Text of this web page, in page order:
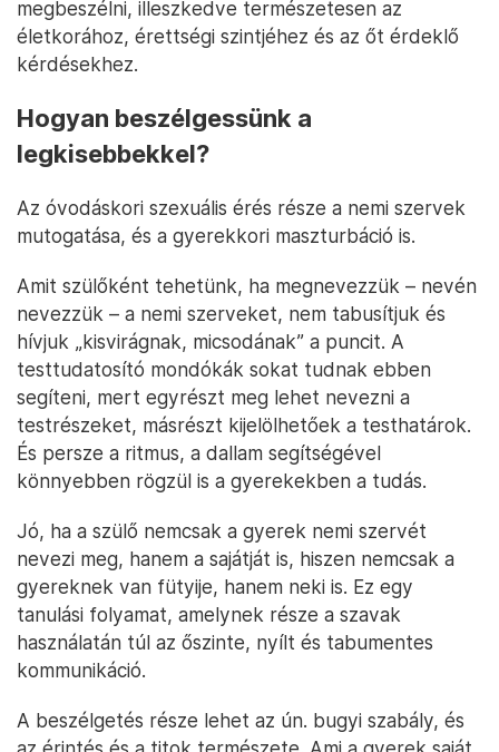
megbeszélni, illeszkedve természetesen az
életkorához, érettségi szintjéhez és az őt érdeklő
kérdésekhez.
Hogyan beszélgessünk a
legkisebbekkel?
Az óvodáskori szexuális érés része a nemi szervek
mutogatása, és a gyerekkori maszturbáció is.
Amit szülőként tehetünk, ha megnevezzük – nevén
nevezzük – a nemi szerveket, nem tabusítjuk és
hívjuk „kisvirágnak, micsodának” a puncit. A
testtudatosító mondókák sokat tudnak ebben
segíteni, mert egyrészt meg lehet nevezni a
testrészeket, másrészt kijelölhetőek a testhatárok.
És persze a ritmus, a dallam segítségével
könnyebben rögzül is a gyerekekben a tudás.
Jó, ha a szülő nemcsak a gyerek nemi szervét
nevezi meg, hanem a sajátját is, hiszen nemcsak a
gyereknek van fütyije, hanem neki is. Ez egy
tanulási folyamat, amelynek része a szavak
használatán túl az őszinte, nyílt és tabumentes
kommunikáció.
A beszélgetés része lehet az ún. bugyi szabály, és